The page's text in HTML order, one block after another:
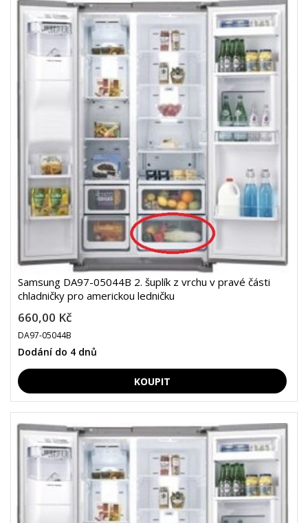
Samsung DA97-05044B 2. šuplík z vrchu v pravé části
chladničky pro americkou ledničku
660,00 Kč
DA97-05044B
Dodání do 4 dnů